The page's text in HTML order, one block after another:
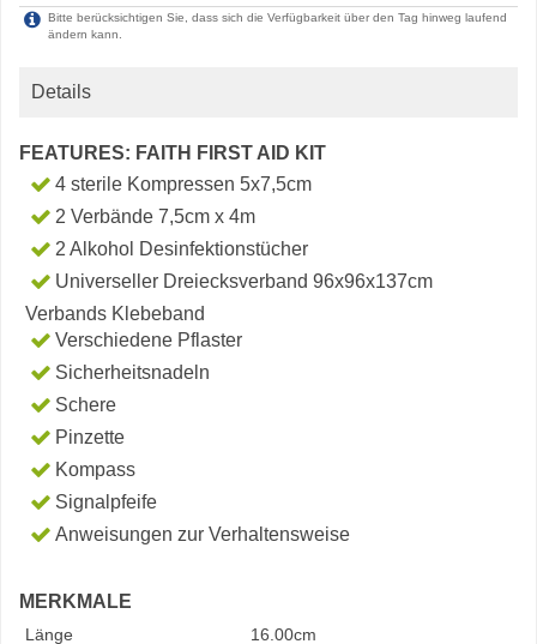
Bitte berücksichtigen Sie, dass sich die Verfügbarkeit über den Tag hinweg laufend
ändern kann.
Details
FEATURES: FAITH FIRST AID KIT
4 sterile Kompressen 5x7,5cm
2 Verbände 7,5cm x 4m
2 Alkohol Desinfektionstücher
Universeller Dreiecksverband 96x96x137cm
Verbands Klebeband
Verschiedene Pflaster
Sicherheitsnadeln
Schere
Pinzette
Kompass
Signalpfeife
Anweisungen zur Verhaltensweise
MERKMALE
Länge 16.00cm